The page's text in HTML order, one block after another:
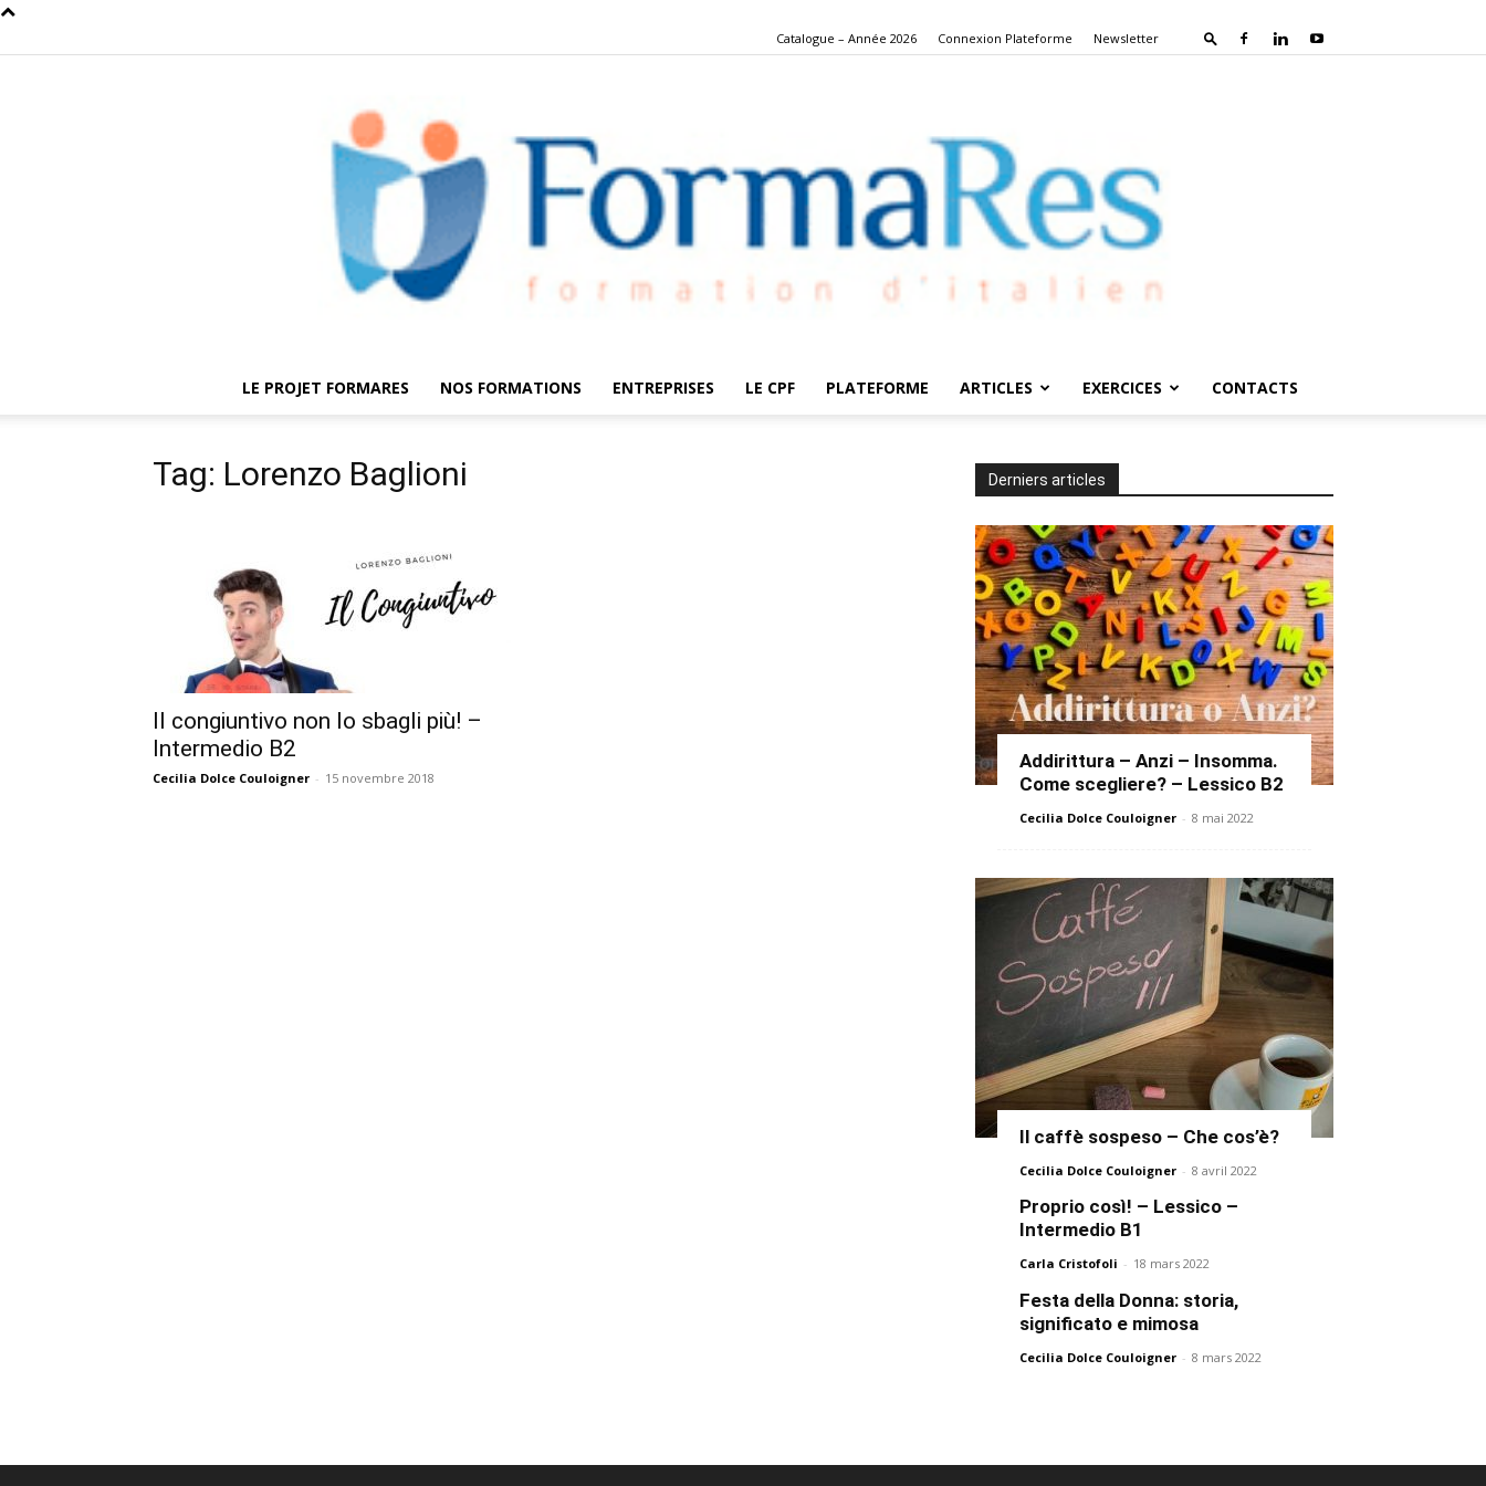
Catalogue – Année 2026 Connexion Plateforme Newsletter
LE PROJET FORMARES NOS FORMATIONS ENTREPRISES LE CPF PLATEFORME ARTICLES EXERCICES CONTACTS
Tag: Lorenzo Baglioni
Il congiuntivo non lo sbagli più! –
Intermedio B2
Cecilia Dolce Couloigner - 15 novembre 2018
Derniers articles
Addirittura – Anzi – Insomma.
Come scegliere? – Lessico B2
Cecilia Dolce Couloigner - 8 mai 2022
Il caffè sospeso – Che cos’è?
Cecilia Dolce Couloigner - 8 avril 2022
Proprio così! – Lessico –
Intermedio B1
Carla Cristofoli - 18 mars 2022
Festa della Donna: storia,
significato e mimosa
Cecilia Dolce Couloigner - 8 mars 2022